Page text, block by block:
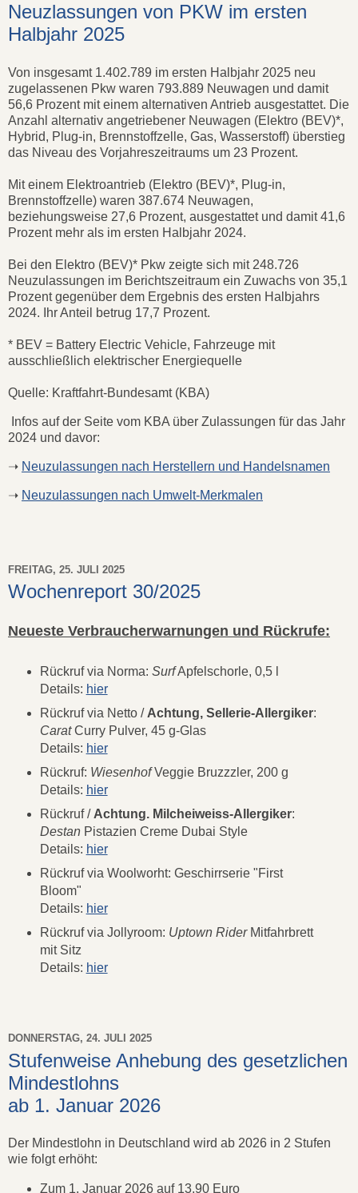
Neuzlassungen von PKW im ersten
Halbjahr 2025
Von insgesamt 1.402.789 im ersten Halbjahr 2025 neu
zugelassenen Pkw waren 793.889 Neuwagen und damit
56,6 Prozent mit einem alternativen Antrieb ausgestattet. Die
Anzahl alternativ angetriebener Neuwagen (Elektro (BEV)*,
Hybrid, Plug-in, Brennstoffzelle, Gas, Wasserstoff) überstieg
das Niveau des Vorjahreszeitraums um 23 Prozent.
Mit einem Elektroantrieb (Elektro (BEV)*, Plug-in,
Brennstoffzelle) waren 387.674 Neuwagen,
beziehungsweise 27,6 Prozent, ausgestattet und damit 41,6
Prozent mehr als im ersten Halbjahr 2024.
Bei den Elektro (BEV)* Pkw zeigte sich mit 248.726
Neuzulassungen im Berichtszeitraum ein Zuwachs von 35,1
Prozent gegenüber dem Ergebnis des ersten Halbjahrs
2024. Ihr Anteil betrug 17,7 Prozent.
* BEV = Battery Electric Vehicle, Fahrzeuge mit
ausschließlich elektrischer Energiequelle
Quelle: Kraftfahrt-Bundesamt (KBA)
Infos auf der Seite vom KBA über Zulassungen für das Jahr
2024 und davor:
➝ Neuzulassungen nach Herstellern und Handelsnamen
➝ Neuzulassungen nach Umwelt-Merkmalen
FREITAG, 25. JULI 2025
Wochenreport 30/2025
Neueste Verbraucherwarnungen und Rückrufe:
Rückruf via Norma: SurfApfelschorle, 0,5 l
Details: hier
Rückruf via Netto / Achtung, Sellerie-Allergiker:
CaratCurry Pulver, 45 g-Glas
Details: hier
Rückruf: WiesenhofVeggie Bruzzzler, 200 g
Details: hier
Rückruf / Achtung. Milcheiweiss-Allergiker:
DestanPistazien Creme Dubai Style
Details: hier
Rückruf via Woolworht: Geschirrserie "First
Bloom"
Details: hier
Rückruf via Jollyroom: Uptown RiderMitfahrbrett
mit Sitz
Details: hier
DONNERSTAG, 24. JULI 2025
Stufenweise Anhebung des gesetzlichen
Mindestlohns
ab 1. Januar 2026
Der Mindestlohn in Deutschland wird ab 2026 in 2 Stufen
wie folgt erhöht:
Zum 1. Januar 2026 auf 13,90 Euro